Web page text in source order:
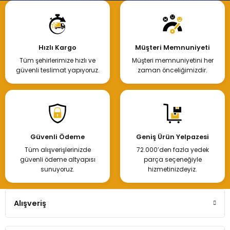
Hızlı Kargo
Tüm şehirlerimize hızlı ve
güvenli teslimat yapıyoruz.
Müşteri Memnuniyeti
Müşteri memnuniyetini her
zaman önceliğimizdir.
Güvenli Ödeme
Tüm alışverişlerinizde
güvenli ödeme altyapısı
sunuyoruz.
Geniş Ürün Yelpazesi
72.000’den fazla yedek
parça seçeneğiyle
hizmetinizdeyiz.
Alışveriş